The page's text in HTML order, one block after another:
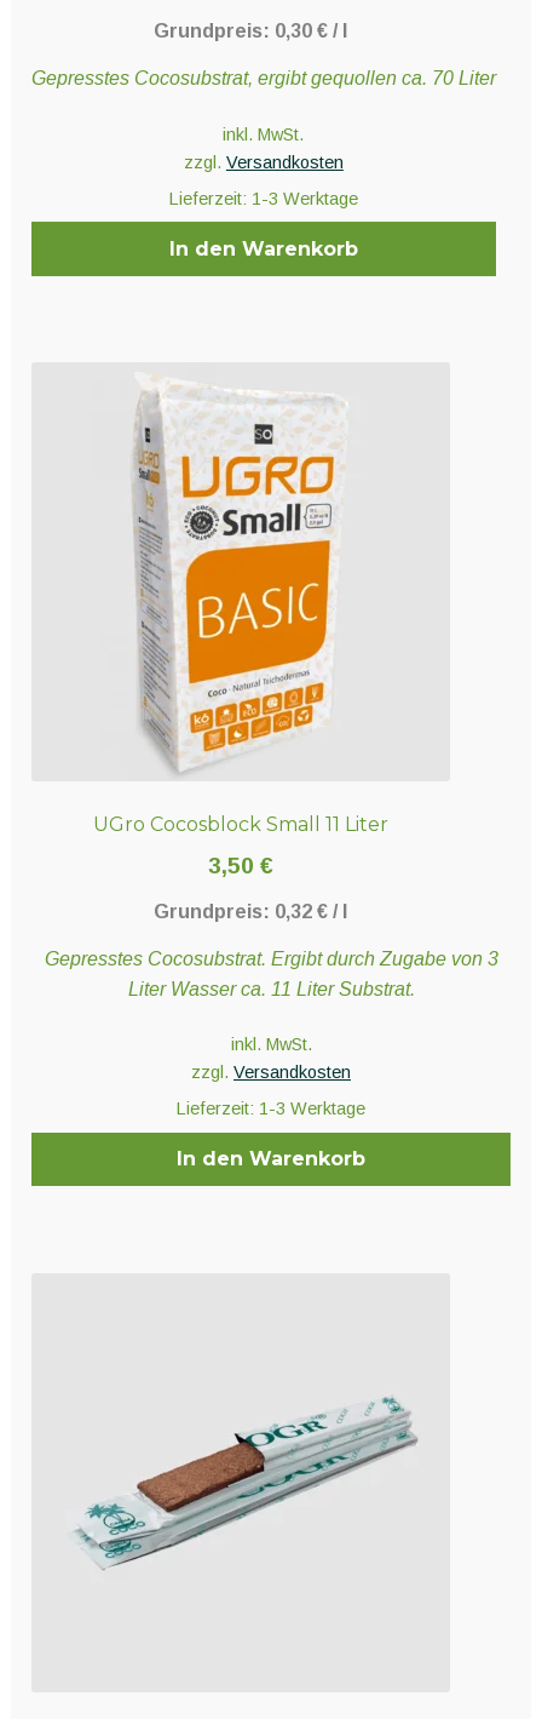
Grundpreis: 0,30 €/
Gepresstes Cocosubstrat, ergibt gequollen ca. 70 Liter
inkl. MwSt.
zzgl. Versandkosten
Lieferzeit: 1-3 Werktage
In den Warenkorb
UGro Cocosblock Small 11 Liter
3,50 €
Grundpreis: 0,32 €/
Gepresstes Cocosubstrat. Ergibt durch Zugabe von 3
Liter Wasser ca. 11 Liter Substrat.
inkl. MwSt.
zzgl. Versandkosten
Lieferzeit: 1-3 Werktage
In den Warenkorb